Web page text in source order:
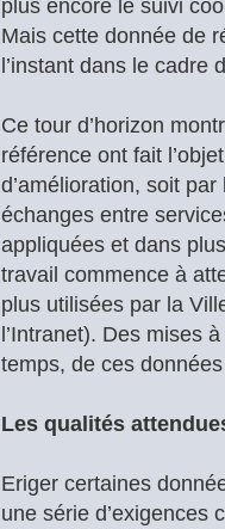
plus encore le suivi
Mais cette donnée de
l’instant dans le cadre
Ce tour d’horizon
référence ont fait
d’amélioration, soit
échanges entre
appliquées et dans
travail commence à
plus utilisées par la
l’Intranet). Des mises
temps, de ces
Les qualités
Eriger certaines
une série d’exigences